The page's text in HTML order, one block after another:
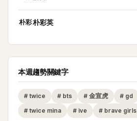
朴彩朴彩英
本週趨勢關鍵字
# twice # bts # 金宣虎 # gd
# twice mina # ive # brave girls